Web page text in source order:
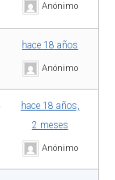
Anónimo
hace 18 años
Anónimo
hace 18 años,
2 meses
Anónimo